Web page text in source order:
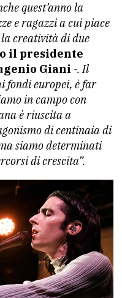
quest’anno la
e ragazzi a cui piace
creatività di due
il presidente
Giani -. Il
fondi europei, è far
in campo con
è riuscita a
di centinaia di
siamo determinati
di crescita”.